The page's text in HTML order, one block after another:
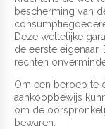
bescherming van
Deze wettelijke
de eerste
rechten
Om een beroep te
aankoopbewijs
om de
bewaren.